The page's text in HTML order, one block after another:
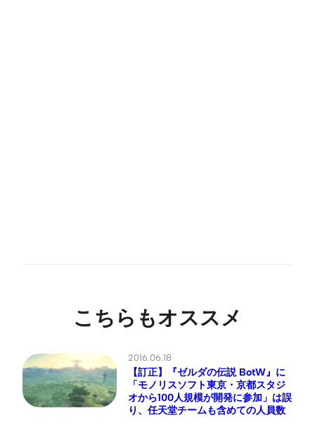
こちらもオススメ
2016.06.18
【訂正】『ゼルダの伝説 BotW』に
「モノリスソフト東京・京都スタジ
オから100人規模が開発に参加」は誤
り、任天堂チームも含めての人員数